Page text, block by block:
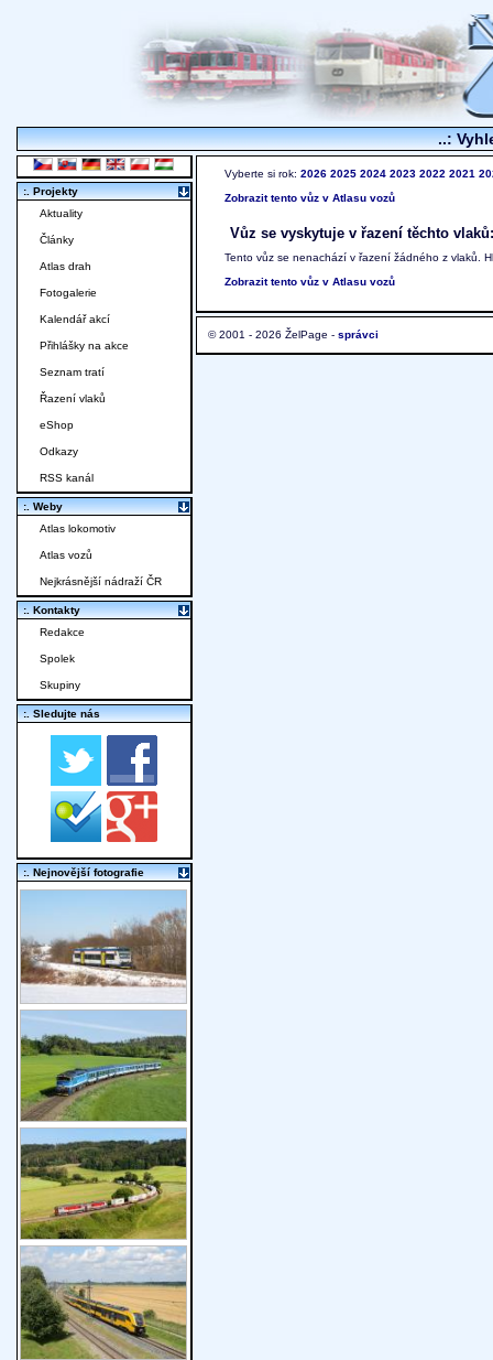
..:
Vyberte si rok: 2026 2025 2024 2023 2022 2021
Zobrazit tento vůz v Atlasu vozů
Vůz se vyskytuje v řazení těchto vlaků:
Tento vůz se nenachází v řazení žádného z vlaků.
Zobrazit tento vůz v Atlasu vozů
© 2001 - 2026 ŽelPage - správci
:. Projekty
Aktuality
Články
Atlas drah
Fotogalerie
Kalendář akcí
Přihlášky na akce
Seznam tratí
Řazení vlaků
eShop
Odkazy
RSS kanál
:. Weby
Atlas lokomotiv
Atlas vozů
Nejkrásnější nádraží ČR
:. Kontakty
Redakce
Spolek
Skupiny
:. Sledujte nás
:. Nejnovější fotografie